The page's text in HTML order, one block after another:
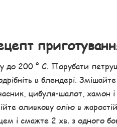
до 200 ° С. Порубати
в блендері.
цибуля-шалот, хамон
оливкову олію в
і смажте 2 хв. з одного